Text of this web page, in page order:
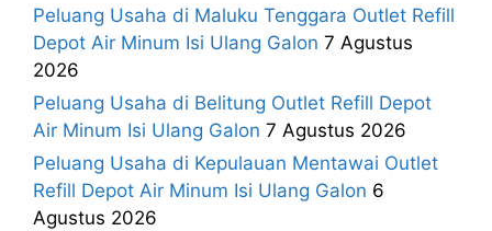
Peluang Usaha di Maluku Tenggara Outlet Refill
Depot Air Minum Isi Ulang Galon 7 Agustus
2026
Peluang Usaha di Belitung Outlet Refill Depot
Air Minum Isi Ulang Galon 7 Agustus 2026
Peluang Usaha di Kepulauan Mentawai Outlet
Refill Depot Air Minum Isi Ulang Galon 6
Agustus 2026